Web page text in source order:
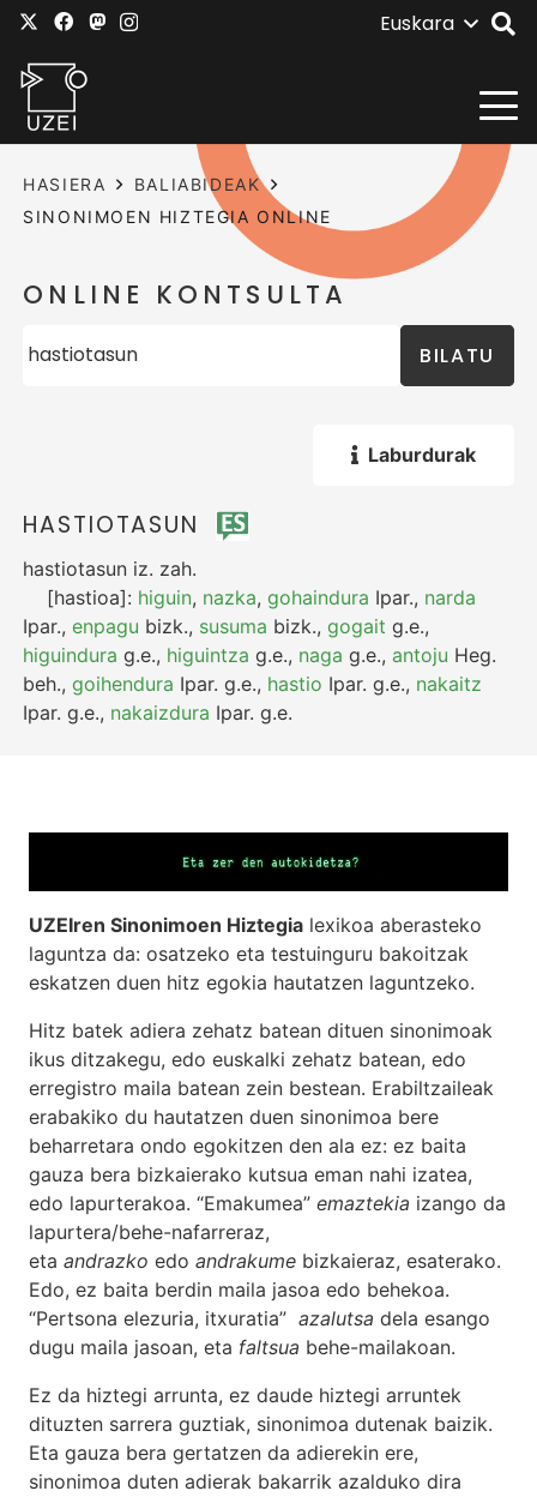
Euskara
HASIERA
BALIABIDEAK
SINONIMOEN HIZTEGIA ONLINE
ONLINE KONTSULTA
BILATU
Laburdurak
HASTIOTASUN
hastiotasun iz. zah.
[hastioa]: higuin, nazka,gohaindura Ipar., narda
Ipar.,enpagu bizk., susuma bizk.,gogait g.e.,
higuindura g.e., higuintza g.e., naga g.e.,antoju Heg.
beh.,goihendura Ipar. g.e., hastio Ipar. g.e., nakaitz
Ipar. g.e., nakaizdura Ipar. g.e.
UZEIren Sinonimoen Hiztegia lexikoa aberasteko
laguntza da: osatzeko eta testuinguru bakoitzak
eskatzen duen hitz egokia hautatzen laguntzeko.
Hitz batek adiera zehatz batean dituen sinonimoak
ikus ditzakegu, edo euskalki zehatz batean, edo
erregistro maila batean zein bestean. Erabiltzaileak
erabakiko du hautatzen duen sinonimoa bere
beharretara ondo egokitzen den ala ez: ez baita
gauza bera bizkaierako kutsua eman nahi izatea,
edo lapurterakoa. “Emakumea” emaztekia izango da
lapurtera/behe-nafarreraz,
eta andrazko edo andrakume bizkaieraz, esaterako.
Edo, ez baita berdin maila jasoa edo behekoa.
“Pertsona elezuria, itxuratia” azalutsa dela esango
dugu maila jasoan, eta faltsua behe-mailakoan.
Ez da hiztegi arrunta, ez daude hiztegi arruntek
dituzten sarrera guztiak, sinonimoa dutenak baizik.
Eta gauza bera gertatzen da adierekin ere,
sinonimoa duten adierak bakarrik azalduko dira